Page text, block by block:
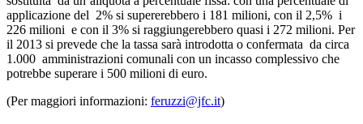
applicazione del 2% si supererebbero i 181 milioni, con il 2,5% i
226 milioni e con il 3% si raggiungerebbero quasi i 272 milioni. Per
il 2013 si prevede che la tassa sarà introdotta o confermata da circa
1.000 amministrazioni comunali con un incasso complessivo che
potrebbe superare i 500 milioni di euro.
(Per maggiori informazioni: feruzzi@jfc.it)